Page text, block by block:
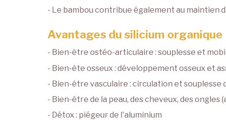
- Le bambou contribue également au maintien
Avantages du silicium organique
- Bien-être ostéo-articulaire : souplesse et
- Bien-ête osseux : développement osseux et
- Bien-être vasculaire : circulation et souplesse
- Bien-être de la peau, des cheveux, des
- Détox : piégeur de l'aluminium